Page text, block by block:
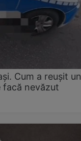
Cum a reușit un
facă nevăzut